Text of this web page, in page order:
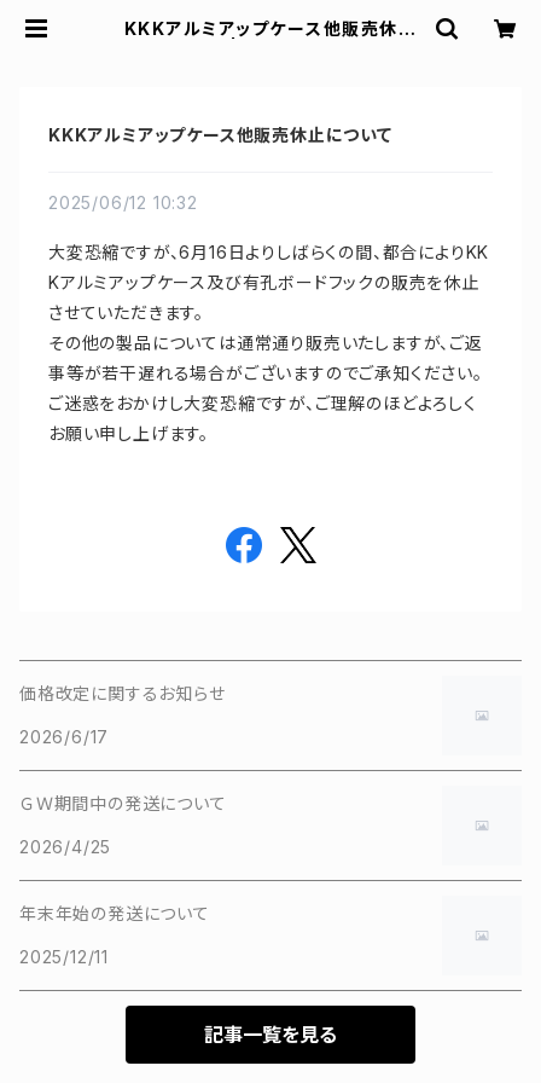
KKKアルミアップケース他販売休止
KKKアルミアップケース他販売休止について
2025/06/12 10:32
大変恐縮ですが、6月16日よりしばらくの間、都合によりKK
Kアルミアップケース及び有孔ボードフックの販売を休止
させていただきます。
その他の製品については通常通り販売いたしますが、ご返
事等が若干遅れる場合がございますのでご承知ください。
ご迷惑をおかけし大変恐縮ですが、ご理解のほどよろしく
お願い申し上げます。
価格改定に関するお知らせ
2026/6/17
ＧＷ期間中の発送について
2026/4/25
年末年始の発送について
2025/12/11
記事一覧を見る